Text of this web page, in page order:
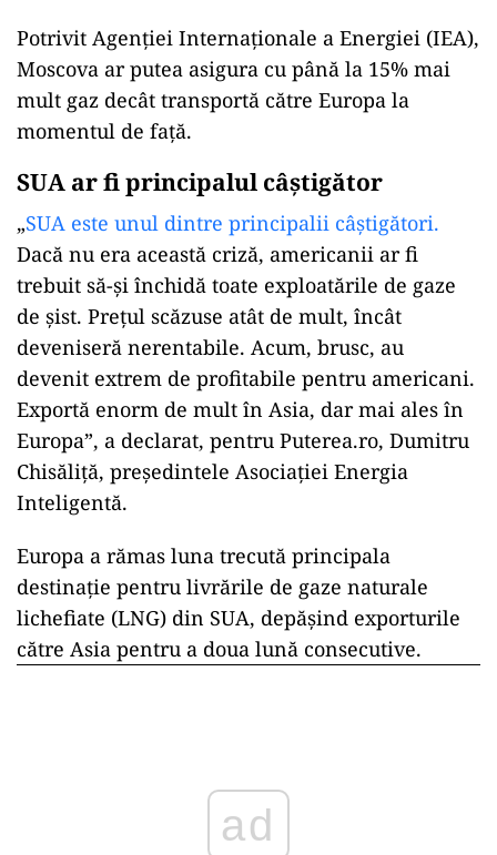
Potrivit Agenției Internaționale a Energiei (IEA),
Moscova ar putea asigura cu până la 15% mai
mult gaz decât transportă către Europa la
momentul de față.
SUA ar fi principalul câștigător
„SUA este unul dintre principalii câștigători.
Dacă nu era această criză, americanii ar fi
trebuit să-și închidă toate exploatările de gaze
de șist. Prețul scăzuse atât de mult, încât
deveniseră nerentabile. Acum, brusc, au
devenit extrem de profitabile pentru americani.
Exportă enorm de mult în Asia, dar mai ales în
Europa”, a declarat, pentru Puterea.ro, Dumitru
Chisăliță, președintele Asociației Energia
Inteligentă.
Europa a rămas luna trecută principala
destinaţie pentru livrările de gaze naturale
lichefiate (LNG) din SUA, depăşind exporturile
către Asia pentru a doua lună consecutive.
ad